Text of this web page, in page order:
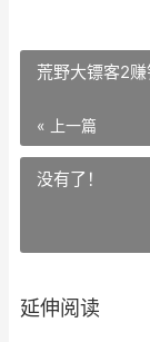
荒野大镖客2
« 上一篇
没有了！
延伸阅读